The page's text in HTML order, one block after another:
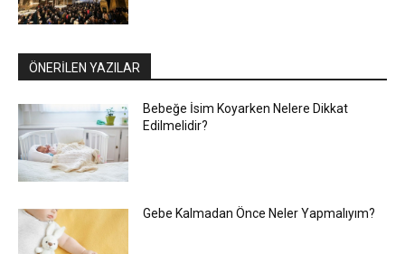
ÖNERİLEN YAZILAR
Bebeğe İsim Koyarken Nelere Dikkat
Edilmelidir?
Gebe Kalmadan Önce Neler Yapmalıyım?